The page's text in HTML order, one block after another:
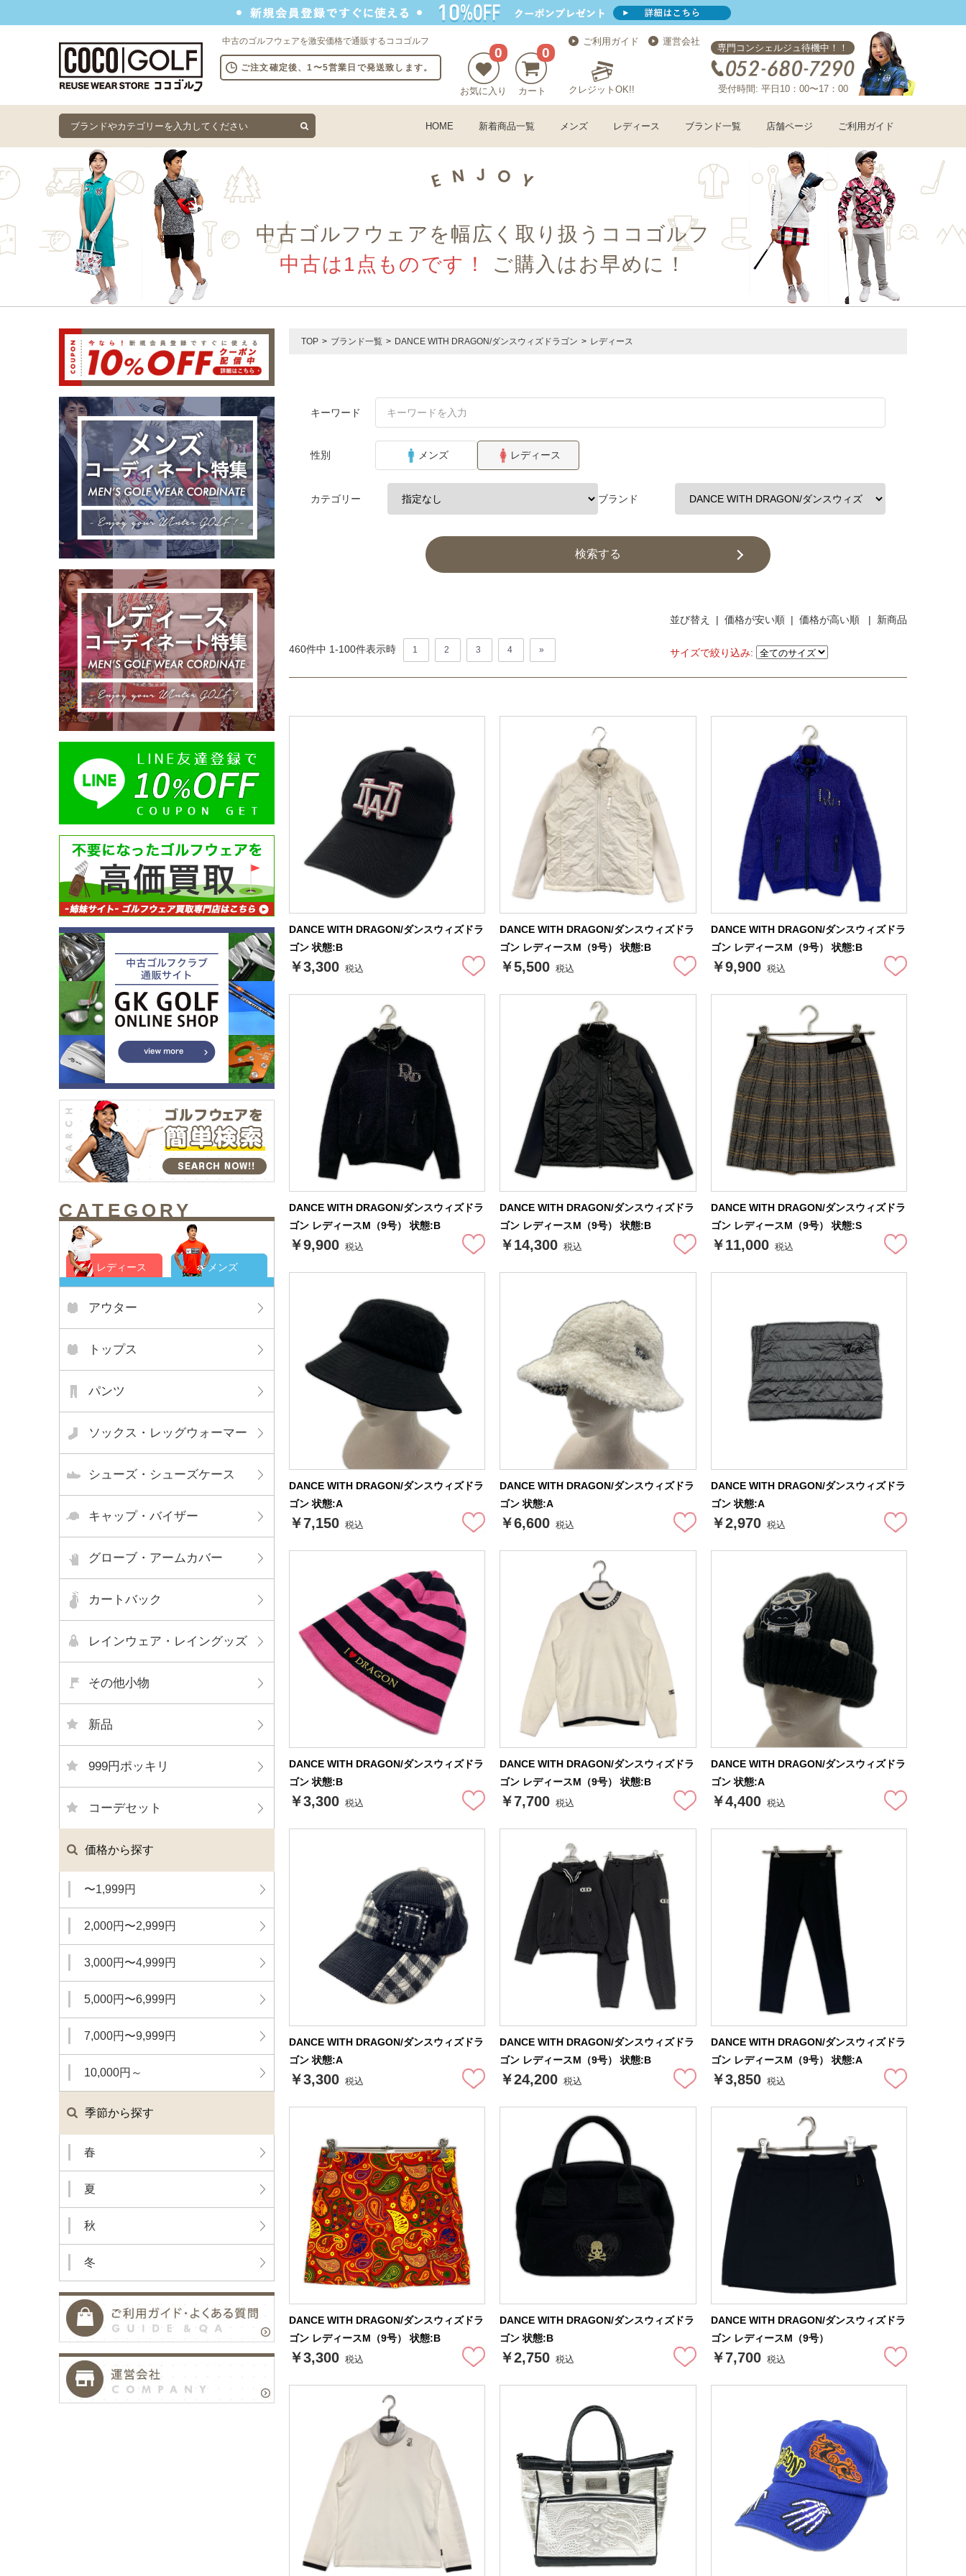
中古のゴルフウェアを激安価格で通販するココゴルフ
ご注文確定後、1〜5営業日で発送致します。
0
お気に入り
0
カート
ご利用ガイド 運営会社
クレジットOK!!
専門コンシェルジュ待機中！！
受付時間: 平日10：00〜17：00
HOME 新着商品一覧 メンズ レディース ブランド一覧 店舗ページ ご利用ガイド
中古ゴルフウェアを幅広く取り扱うココゴルフ
中古は1点ものです！ ご購入はお早めに！
CATEGORY
レディース メンズ
アウター
トップス
パンツ
ソックス・レッグウォーマー
シューズ・シューズケース
キャップ・バイザー
グローブ・アームカバー
カートバック
レインウェア・レイングッズ
その他小物
新品
999円ポッキリ
コーデセット
価格から探す
〜1,999円
2,000円〜2,999円
3,000円〜4,999円
5,000円〜6,999円
7,000円〜9,999円
10,000円～
季節から探す
春
夏
秋
冬
TOP > ブランド一覧 > DANCE WITH DRAGON/ダンスウィズドラゴン > レディース
キーワード
性別 メンズ レディース
カテゴリー ブランド
検索する
460件中 1-100件表示時 1 2 3 4 »
並び替え | 価格が安い順 | 価格が高い順 | 新商品
サイズで絞り込み:
DANCE WITH DRAGON/ダンスウィズドラ
ゴン 状態:B
￥3,300 税込
DANCE WITH DRAGON/ダンスウィズドラ
ゴン レディースM（9号） 状態:B
￥5,500 税込
DANCE WITH DRAGON/ダンスウィズドラ
ゴン レディースM（9号） 状態:B
￥9,900 税込
DANCE WITH DRAGON/ダンスウィズドラ
ゴン レディースM（9号） 状態:B
￥9,900 税込
DANCE WITH DRAGON/ダンスウィズドラ
ゴン レディースM（9号） 状態:B
￥14,300 税込
DANCE WITH DRAGON/ダンスウィズドラ
ゴン レディースM（9号） 状態:S
￥11,000 税込
DANCE WITH DRAGON/ダンスウィズドラ
ゴン 状態:A
￥7,150 税込
DANCE WITH DRAGON/ダンスウィズドラ
ゴン 状態:A
￥6,600 税込
DANCE WITH DRAGON/ダンスウィズドラ
ゴン 状態:A
￥2,970 税込
DANCE WITH DRAGON/ダンスウィズドラ
ゴン 状態:B
￥3,300 税込
DANCE WITH DRAGON/ダンスウィズドラ
ゴン レディースM（9号） 状態:B
￥7,700 税込
DANCE WITH DRAGON/ダンスウィズドラ
ゴン 状態:A
￥4,400 税込
DANCE WITH DRAGON/ダンスウィズドラ
ゴン 状態:A
￥3,300 税込
DANCE WITH DRAGON/ダンスウィズドラ
ゴン レディースM（9号） 状態:B
￥24,200 税込
DANCE WITH DRAGON/ダンスウィズドラ
ゴン レディースM（9号） 状態:A
￥3,850 税込
DANCE WITH DRAGON/ダンスウィズドラ
ゴン レディースM（9号） 状態:B
￥3,300 税込
DANCE WITH DRAGON/ダンスウィズドラ
ゴン 状態:B
￥2,750 税込
DANCE WITH DRAGON/ダンスウィズドラ
ゴン レディースM（9号）
￥7,700 税込